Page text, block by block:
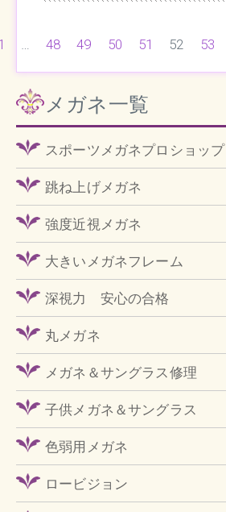
… 48 49 50 51 52 53
メガネ一覧
スポーツメガネプロショップ
跳ね上げメガネ
強度近視メガネ
大きいメガネフレーム
深視力 安心の合格
丸メガネ
メガネ＆サングラス修理
子供メガネ＆サングラス
色弱用メガネ
ロービジョン